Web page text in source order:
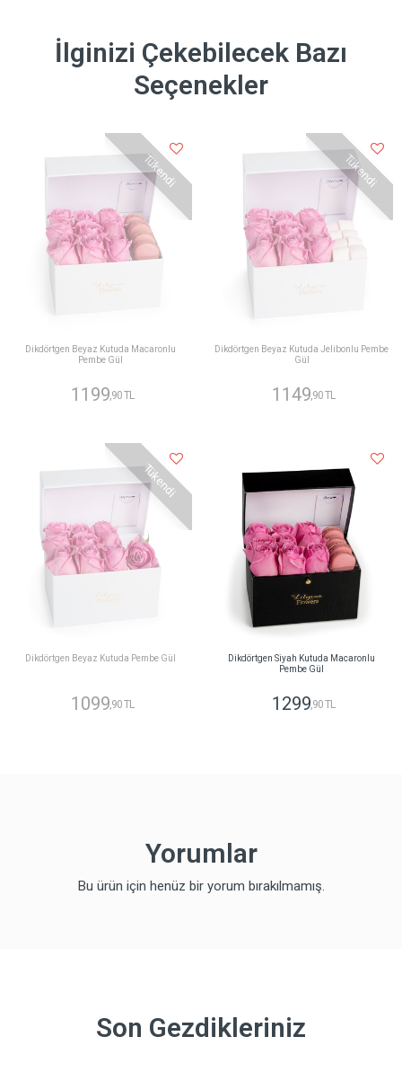
İlginizi Çekebilecek Bazı
Seçenekler
Tükendi
Dikdörtgen Beyaz Kutuda Macaronlu
Pembe Gül
1199 ,90 TL
Tükendi
Dikdörtgen Beyaz Kutuda Jelibonlu Pembe
Gül
1149 ,90 TL
Tükendi
Dikdörtgen Beyaz Kutuda Pembe Gül
1099,90 TL
Dikdörtgen Siyah Kutuda Macaronlu
Pembe Gül
1299,90 TL
Yorumlar
Bu ürün için henüz bir yorum bırakılmamış.
Son Gezdikleriniz